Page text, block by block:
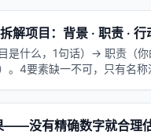
解项目：背景 · 职责 · 行
是什么，1句话）→ 职责（
。4要素缺一不可，只有名称
——没有精确数字就合理